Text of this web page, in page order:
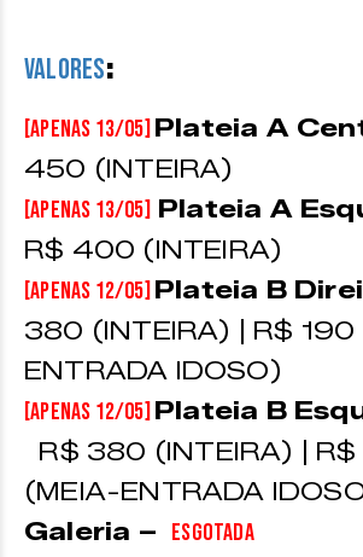
VALORES:
[APENAS 13/05] Plateia A
450 (INTEIRA)
[APENAS 13/05]Plateia A
R$ 400 (INTEIRA)
[APENAS 12/05] Plateia B
380 (INTEIRA) | R$ 190
ENTRADA IDOSO)
[APENAS 12/05] Plateia B
R$ 380 (INTEIRA) | R$
(MEIA-ENTRADA
Galeria – ESGOTADA